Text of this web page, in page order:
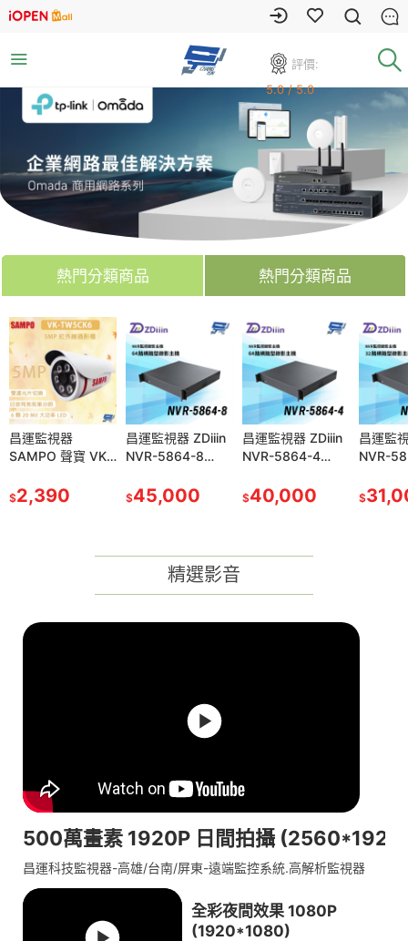
評價:
5.0 / 5.0
熱門分類商品 熱門分類商品
昌運監視器
SAMPO 聲寶 VK-
畫素 紅外線攝影機
雙濾光片切換 日夜
$2,390
昌運監視器 ZDiiin
NVR-5864-8
機 64路8MP/錄
8MP 八碟
$45,000
昌運監視器 ZDiiin
NVR-5864-4
機 64路8MP/錄
8MP 四碟
$40,000
昌運監
NVR-
機 32
$
寶 VK-
線攝影機
換 日夜
昌運監視器 ZDiiin
NVR-5864-8
機 64路8MP/錄
$ 45,000
昌運監視器 ZDiiin
NVR-5864-4
機 64路8MP/錄
$40,000
昌運監視器 ZDiiin
NVR-5832-8
機 32路8MP/錄
$31,000
精選影音
500萬畫素 1920P 日間拍攝
昌運科技監視器-高雄/台南/屏東-遠端監控系統.高解析監視器
全彩夜間效果 1080P
(1920*1080)